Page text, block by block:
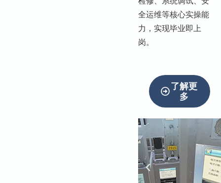
全运维等核心实操能
力，实现毕业即上
岗。
了解更
多